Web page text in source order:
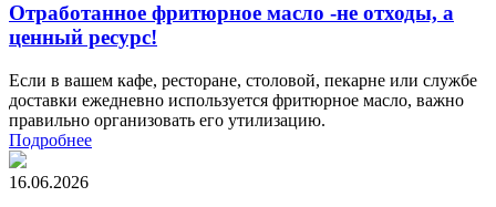
Отработанное фритюрное масло -не отходы, а
ценный ресурс!
Если в вашем кафе, ресторане, столовой, пекарне или службе
доставки ежедневно используется фритюрное масло, важно
правильно организовать его утилизацию.
Подробнее
16.06.2026